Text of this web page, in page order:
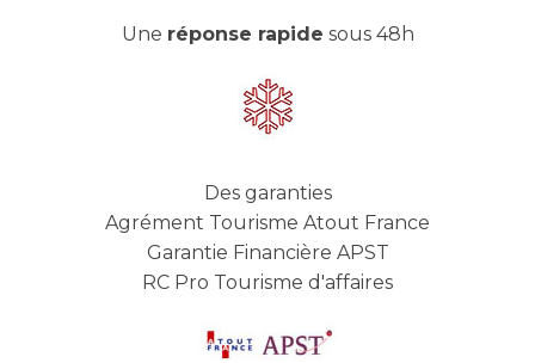
Une réponse rapide sous 48h
Des garanties
Agrément Tourisme Atout France
Garantie Financière APST
RC Pro Tourisme d'affaires